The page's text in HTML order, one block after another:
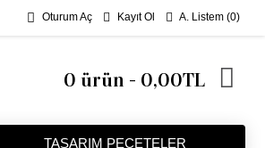
Oturum Aç Kayıt Ol A. Listem (0)
0 ürün - 0,00TL
TASARIM PEÇETELER